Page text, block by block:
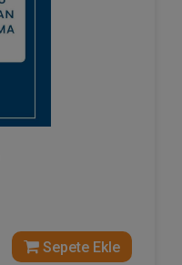
Sepete Ekle